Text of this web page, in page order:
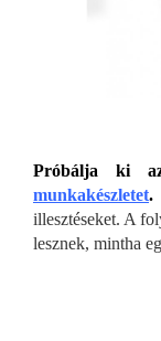
Próbálja ki
munkakészletet.
illesztéseket. A
lesznek, mintha